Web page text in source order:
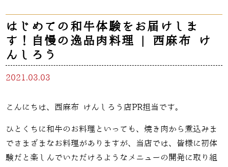
はじめての和牛体験をお届けしま
す！自慢の逸品肉料理 | 西麻布 け
んしろう
2021.03.03
こんにちは、西麻布 けんしろう店PR担当です。
ひとくちに和牛のお料理といっても、焼き肉から煮込みま
でさまざまなお料理がありますが、当店では、皆様に初体
験だと楽しんでいただけるようなメニューの開発に取り組